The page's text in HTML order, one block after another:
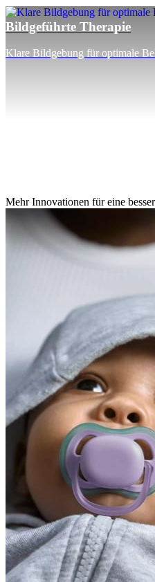
Bildgeführte Therapie
Klare Bildgebung für optimale
Mehr Innovationen für eine